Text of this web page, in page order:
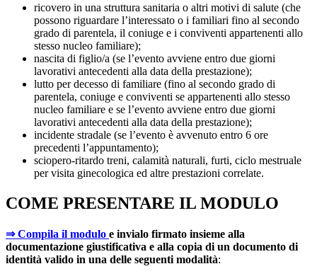
ricovero in una struttura sanitaria o altri motivi di salute (che
possono riguardare l’interessato o i familiari fino al secondo
grado di parentela, il coniuge e i conviventi appartenenti allo
stesso nucleo familiare);
nascita di figlio/a (se l’evento avviene entro due giorni
lavorativi antecedenti alla data della prestazione);
lutto per decesso di familiare (fino al secondo grado di
parentela, coniuge e conviventi se appartenenti allo stesso
nucleo familiare e se l’evento avviene entro due giorni
lavorativi antecedenti alla data della prestazione);
incidente stradale (se l’evento è avvenuto entro 6 ore
precedenti l’appuntamento);
sciopero-ritardo treni, calamità naturali, furti, ciclo mestruale
per visita ginecologica ed altre prestazioni correlate.
COME PRESENTARE IL MODULO
⇒ Compila il modulo e invialo firmato insieme alla
documentazione giustificativa e alla copia di un documento di
identità valido in una delle seguenti modalità: